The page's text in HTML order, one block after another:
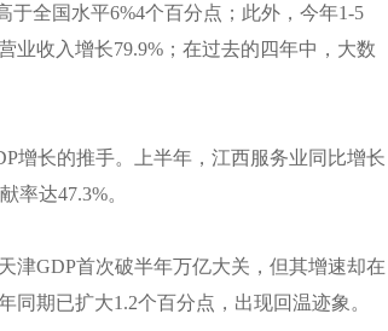
于全国水平6%4个百分点；此外，今年1-5
业收入增长79.9%；在过去的四年中，大数
增长的推手。上半年，江西服务业同比增长
率达47.3%。
津GDP首次破半年万亿大关，但其增速却在
同期已扩大1.2个百分点，出现回温迹象。